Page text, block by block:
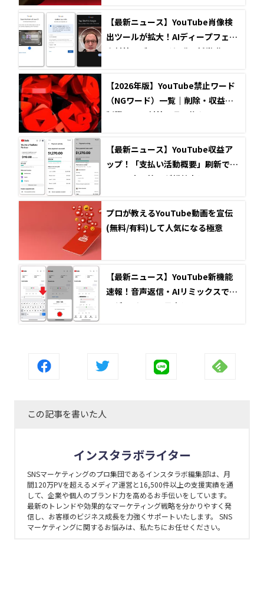
【最新ニュース】YouTube肖像検
出ツールが拡大！AIディープフェイ
ク対策とブランド保護の新常識
【2026年版】YouTube禁止ワード
（NGワード）一覧｜削除・収益化
制限・BAN対策と言い換え
【最新ニュース】YouTube収益ア
ップ！「支払い活動概要」刷新で多
チャンネル管理が超効率化
プロが教えるYouTube動画を宣伝
(無料/有料)して人気になる極意
【最新ニュース】YouTube新機能
速報！音声返信・AIリミックスでエ
ンゲージメント最大化
この記事を書いた人
インスタラボライター
SNSマーケティングのプロ集団であるインスタラボ編集部は、月
間120万PVを超えるメディア運営と16,500件以上の支援実績を通
して、企業や個人のブランド力を高めるお手伝いをしています。
最新のトレンドや効果的なマーケティング戦略を分かりやすく発
信し、お客様のビジネス成長を力強くサポートいたします。 SNS
マーケティングに関するお悩みは、私たちにお任せください。